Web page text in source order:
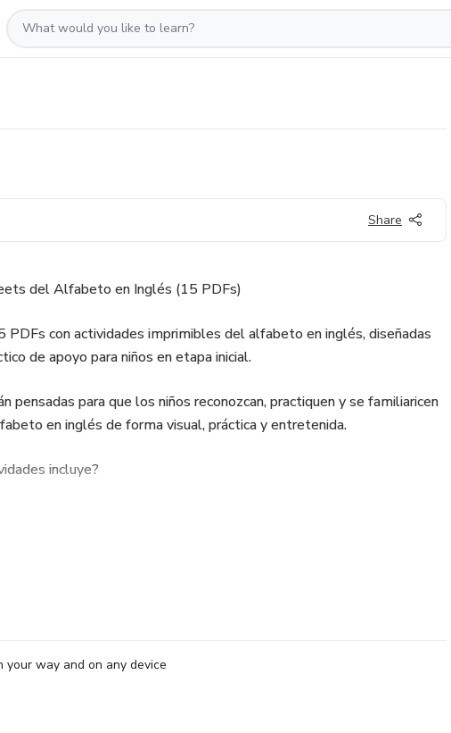
Share
del Alfabeto en Inglés (15 PDFs)
PDFs con actividades imprimibles del alfabeto en inglés, diseñadas
de apoyo para niños en etapa inicial.
pensadas para que los niños reconozcan, practiquen y se familiaricen
en inglés de forma visual, práctica y entretenida.
incluye?
la letra con la que empieza cada palabra
your way and on any device